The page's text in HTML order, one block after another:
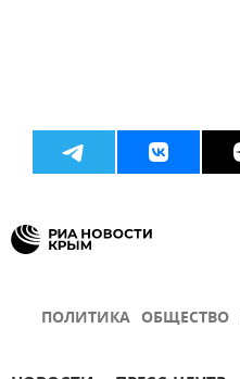
ПОЛИТИКА ОБЩЕСТВО